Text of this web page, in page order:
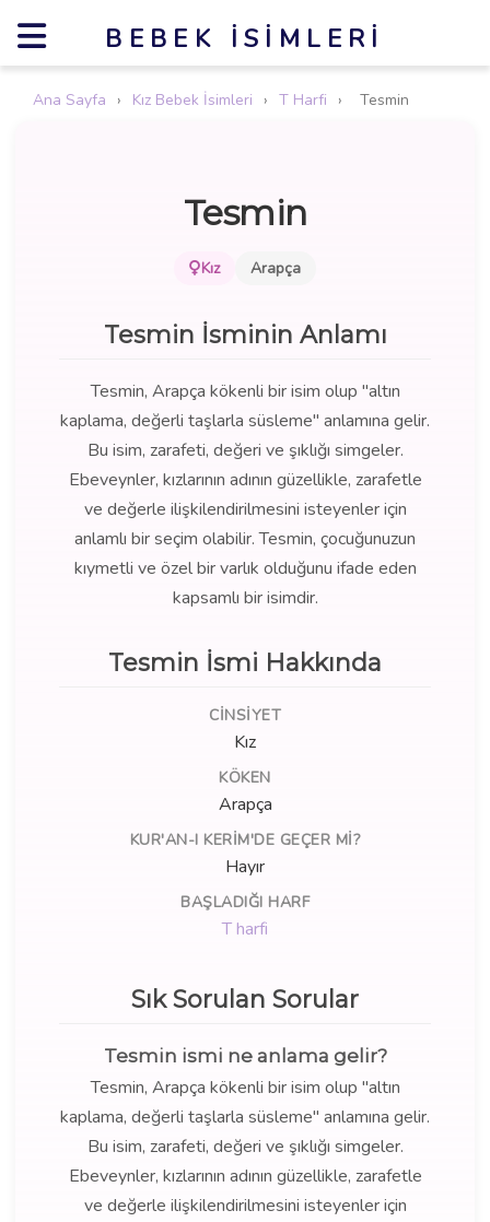
BEBEK İSIMLERI
Ana Sayfa › Kız Bebek İsimleri › T Harfi › Tesmin
Tesmin
Kız Arapça
Tesmin İsminin Anlamı
Tesmin, Arapça kökenli bir isim olup "altın
kaplama, değerli taşlarla süsleme" anlamına gelir.
Bu isim, zarafeti, değeri ve şıklığı simgeler.
Ebeveynler, kızlarının adının güzellikle, zarafetle
ve değerle ilişkilendirilmesini isteyenler için
anlamlı bir seçim olabilir. Tesmin, çocuğunuzun
kıymetli ve özel bir varlık olduğunu ifade eden
kapsamlı bir isimdir.
Tesmin İsmi Hakkında
CINSIYET
Kız
KÖKEN
Arapça
KUR'AN-I KERIM'DE GEÇER MI?
Hayır
BAŞLADIĞI HARF
T harfi
Sık Sorulan Sorular
Tesmin ismi ne anlama gelir?
Tesmin, Arapça kökenli bir isim olup "altın
kaplama, değerli taşlarla süsleme" anlamına gelir.
Bu isim, zarafeti, değeri ve şıklığı simgeler.
Ebeveynler, kızlarının adının güzellikle, zarafetle
ve değerle ilişkilendirilmesini isteyenler için